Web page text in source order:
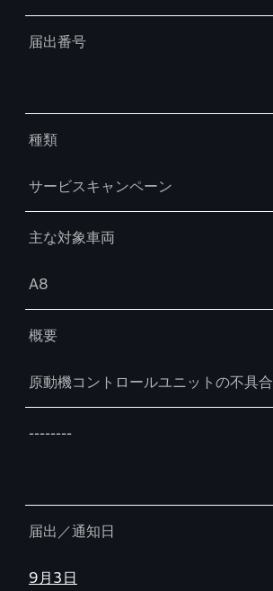
届出番号
種類
サービスキャンペーン
主な対象車両
A8
概要
原動機コントロールユニットの不具合
--------
届出／通知日
9月3日